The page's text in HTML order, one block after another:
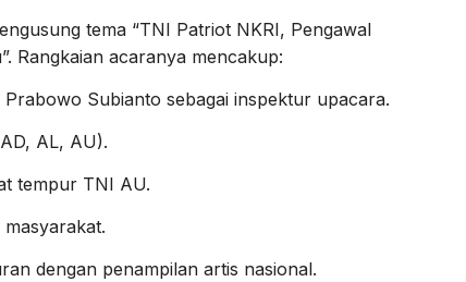
tema “TNI Patriot NKRI, Pengawal
Rangkaian acaranya mencakup:
Subianto sebagai inspektur upacara.
AL, AU).
tempur TNI AU.
dengan penampilan artis nasional.